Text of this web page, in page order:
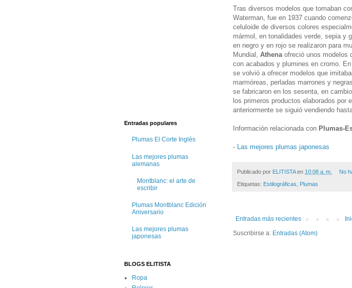
Tras diversos modelos que tomaban
Waterman, fue en 1937 cuando
celuloide de diversos colores
mármol, en tonalidades verde, sepia y
en negro y en rojo se realizaron para
Mundial, Athena ofreció unos modelos
con acabados y plumines en cromo.
se volvió a ofrecer modelos que
marmóreas, perladas marrones y
se fabricaron en los sesenta, en
los primeros productos elaborados por
anteriormente se siguió vendiendo
Información relacionada con Plumas-
- Las mejores plumas japonesas
Publicado por ELITISTA en 10:08 a. m. No
Etiquetas: Estilográficas Plumas
Entradas más recientes
Suscribirse a: Entradas (Atom)
Entradas populares
Plumas El Corte Inglés
Las mejores plumas
alemanas
Montblanc: el arte de
escribir
Plumas Montblanc Edición
Aniversario
Las mejores plumas
japonesas
BLOGS ELITISTA
Ropa